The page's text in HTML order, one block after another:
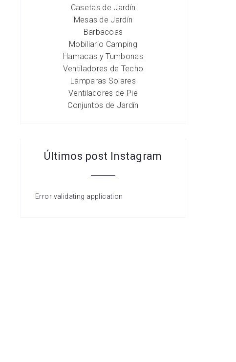
Casetas de Jardín
Mesas de Jardín
Barbacoas
Mobiliario Camping
Hamacas y Tumbonas
Ventiladores de Techo
Lámparas Solares
Ventiladores de Pie
Conjuntos de Jardín
Últimos post Instagram
Error validating application